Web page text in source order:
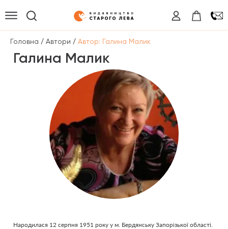
Головна / Автори / Автор: Галина Малик
Галина Малик
Народилася 12 серпня 1951 року у м. Бердянську Запорізької області.